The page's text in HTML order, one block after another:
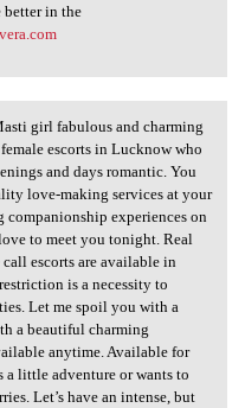
in the
Masti girl
girl fabulous and charming
escorts in Lucknow who
and days romantic. You
love-making services at your
companionship experiences on
to meet you tonight. Real
escorts are available in
is a necessity to
Let me spoil you with a
a beautiful charming
anytime. Available for
a little adventure or wants to
Let’s have an intense, but